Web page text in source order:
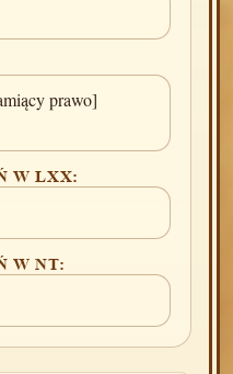
prawo]
W LXX:
W NT: